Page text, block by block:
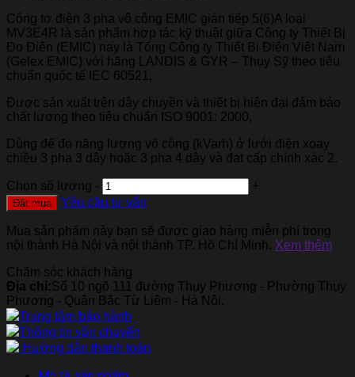
Công tơ điện 3 pha vô công EMIC gián tiếp 5(6)A loại
MV3E4R là sản phẩm hợp tác kỹ thuật giữa Công ty Thiết Bị
Đo Điện (EMIC) nay là Tổng Công ty Thiết Bị Điện Việt Nam
(Gelex EMIC) với hãng LANDIS & GYR – Thụy Sỹ theo tiêu
chuẩn quốc tế IEC 60521,
Được sản xuất trên dây chuyền và thiết bị hiện đại đảm bảo
chất lượng theo tiêu chuẩn ISO 9001: 2000,
Dùng để đo năng lượng vô công (kVarh) ở lưới điện xoay
chiều 3 pha 3 dây hoặc 3 pha 4 dây và đạt cấp chính xác 2.
Chọn số lượng - +
Đặt mua Yêu cầu tư vấn
Mua sản phẩm này bạn sẽ được giao hàng miễn phí trong
nội thành Hà Nội và nội thành TP. Hồ Chí Minh. Xem thêm
Chăm sóc khách hàng
Địa chỉ:Số 10 ngõ 111 đường Thụy Phương - Phường Thụy
Phương - Quận Bắc Từ Liêm - Hà Nội.
Trung tâm bảo hành
Thông tin vận chuyển
Hướng dẫn thanh toán